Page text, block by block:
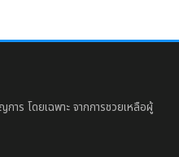
การ โดยเฉพาะ จากการชวยเหลือผู้